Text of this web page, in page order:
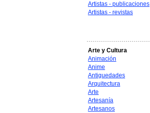
Artistas - publicaciones
Artistas - revistas
Arte y Cultura
Animación
Anime
Antiguedades
Arquitectura
Arte
Artesanía
Artesanos